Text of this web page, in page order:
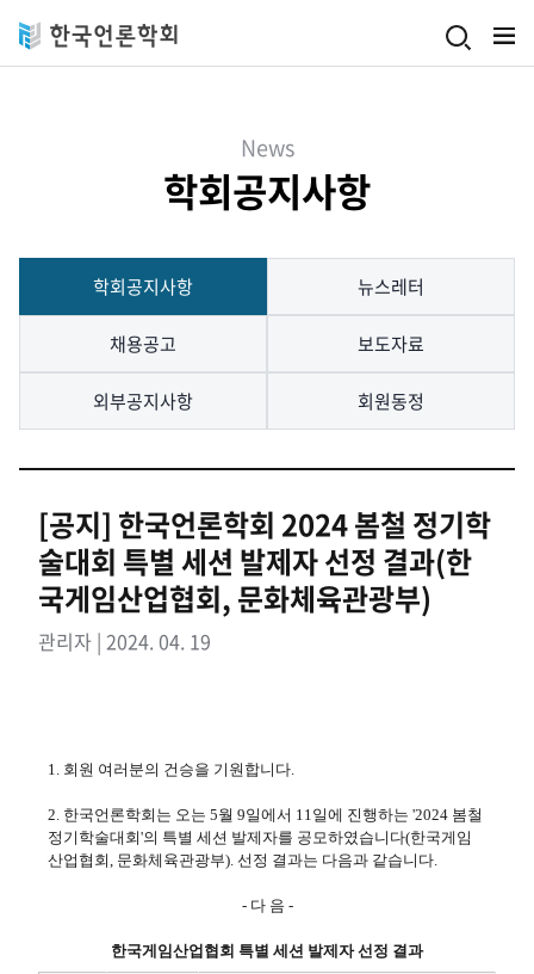
News
학회공지사항
학회공지사항 뉴스레터
채용공고 보도자료
외부공지사항 회원동정
[공지] 한국언론학회 2024 봄철 정기학
술대회 특별 세션 발제자 선정 결과(한
국게임산업협회, 문화체육관광부)​
관리자 | 2024. 04. 19
1. 회원 여러분의 건승을 기원합니다.
2. 한국언론학회는 오는 5월 9일에서 11일에 진행하는 '2024 봄철
정기학술대회'의 특별 세션 발제자를 공모하였습니다(한국게임
산업협회, 문화체육관광부). 선정 결과는 다음과 같습니다.
- 다 음 -
한국게임산업협회 특별 세션 발제자 선정 결과